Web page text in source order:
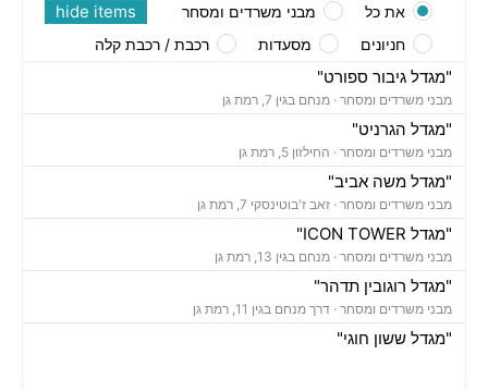
"מגדל גיבור ספורט"
מבני משרדים ומסחר · מנחם בגין 7, רמת גן
"מגדל הגרניט"
מבני משרדים ומסחר · החילזון 5, רמת גן
"מגדל משה אביב"
מבני משרדים ומסחר · זאב ז'בוטינסקי 7, רמת גן
"מגדל ICON TOWER"
מבני משרדים ומסחר · מנחם בגין 13, רמת גן
"מגדל רוגובין תדהר"
מבני משרדים ומסחר · דרך מנחם בגין 11, רמת גן
"מגדל ששון חוגי"
hide items את כל
מבני משרדים ומסחר
חניונים
מסעדות רכבת / רכבת קלה